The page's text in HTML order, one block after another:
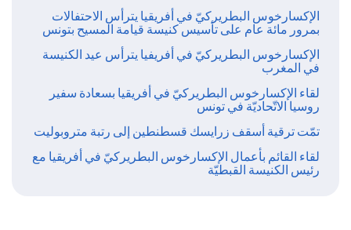
الإكسارخوس البطريركيّ في أفريقيا يترأس الاحتفالات
بمرور مائة عام على تأسيس كنيسة قيامة المسيح بتونس
الإكسارخوس البطريركيّ في أفريفيا يترأس عيد الكنيسة
في المغرب
لقاء الإكسارخوس البطريركيّ في أفريقيا بسعادة سفير
روسيا الاتّحاديّة في تونس
تمّت ترقية أسقف زرايسك قسطنطين إلى رتبة متروبوليت
لقاء القائم بأعمال الإكسارخوس البطريركيّ في أفريقيا مع
رئيس الكنيسة القبطيّة